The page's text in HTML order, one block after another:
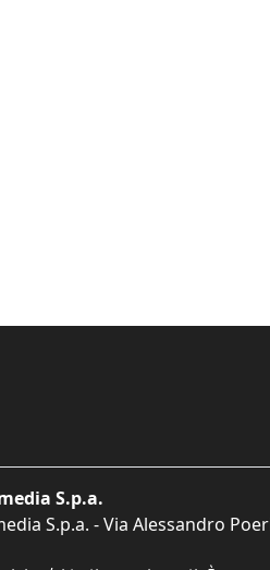
S.p.a.
S.p.a. - Via Alessandro